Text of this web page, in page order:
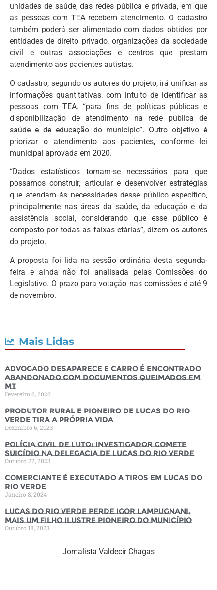
unidades de saúde, das redes pública e privada, em que
as pessoas com TEA recebem atendimento. O cadastro
também poderá ser alimentado com dados obtidos por
entidades de direito privado, organizações da sociedade
civil e outras associações e centros que prestam
atendimento aos pacientes autistas.
O cadastro, segundo os autores do projeto, irá unificar as
informações quantitativas, com intuito de identificar as
pessoas com TEA, “para fins de políticas públicas e
disponibilização de atendimento na rede pública de
saúde e de educação do município”. Outro objetivo é
priorizar o atendimento aos pacientes, conforme lei
municipal aprovada em 2020.
“Dados estatísticos tornam-se necessários para que
possamos construir, articular e desenvolver estratégias
que atendam às necessidades desse público específico,
principalmente nas áreas da saúde, da educação e da
assistência social, considerando que esse público é
composto por todas as faixas etárias”, dizem os autores
do projeto.
A proposta foi lida na sessão ordinária desta segunda-
feira e ainda não foi analisada pelas Comissões do
Legislativo. O prazo para votação nas comissões é até 9
de novembro.
Mais Lidas
Advogado desaparece e carro é encontrado
abandonado com documentos queimados em
MT
Fevereiro 6, 2026
Produtor rural e pioneiro de Lucas do Rio
Verde tira a própria vida
Dezembro 6, 2023
Polícia Civil de luto: Investigador comete
suicídio na Delegacia de Lucas do Rio Verde
Outubro 22, 2023
Comerciante é executado a tiros em Lucas do
Rio Verde
Janeiro 8, 2024
Lucas do Rio Verde perde Igor Lampugnani,
mais um filho ilustre pioneiro do município
Outubro 18, 2023
Jornalista Valdecir Chagas